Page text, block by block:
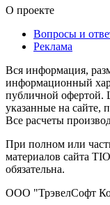
О проекте
Вопросы и
Реклама
Вся информация,
информационный
публичной
указанные на
Все расчеты
При полном или
материалов сайта
обязательна.
ООО "ТрэвелСофт